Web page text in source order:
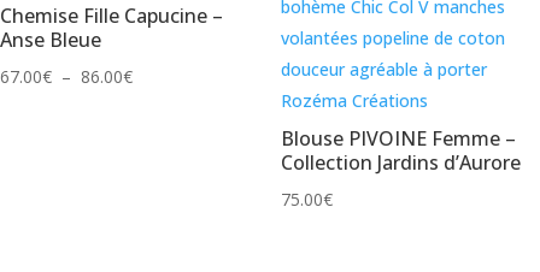
Chemise Fille Capucine –
Anse Bleue
67.00€ – 86.00€Plage
Blouse PIVOINE Femme –
Collection Jardins d’Aurore
75.00€